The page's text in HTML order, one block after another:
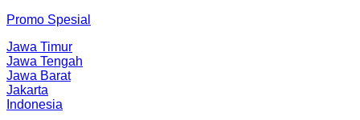
Promo Spesial
Jawa Timur
Jawa Tengah
Jawa Barat
Jakarta
Indonesia